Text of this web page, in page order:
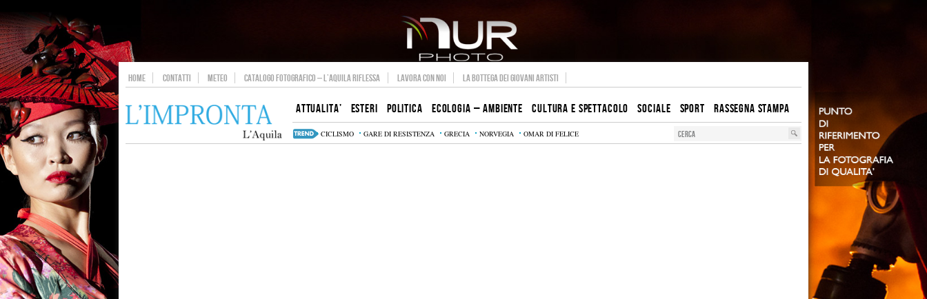
HOME CONTATTI METEO CATALOGO FOTOGRAFICO – L’AQUILA RIFLESSA LAVORA CON NOI LA BOTTEGA DEI GIOVANI ARTISTI
ATTUALITA’ ESTERI POLITICA ECOLOGIA – AMBIENTE CULTURA E SPETTACOLO SOCIALE SPORT RASSEGNA STAMPA
CICLISMO GARE DI RESISTENZA GRECIA NORVEGIA OMAR DI FELICE